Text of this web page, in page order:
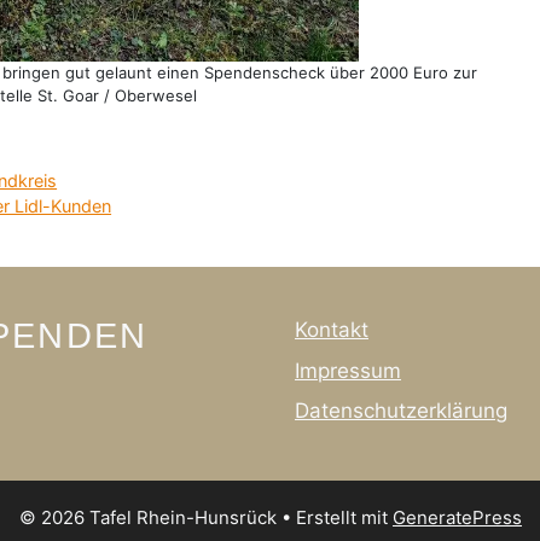
gut gelaunt einen Spendenscheck über 2000 Euro zur
St. Goar / Oberwesel
Lidl-Kunden
Kontakt
Impressum
Datenschutzerklärung
© 2026 Tafel Rhein-Hunsrück • Erstellt mit GeneratePress